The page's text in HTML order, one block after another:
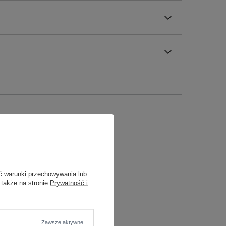
warunki przechowywania lub
na stronie Prywatność i
Zawsze aktywne